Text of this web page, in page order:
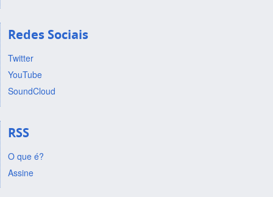
Redes Sociais
Twitter
YouTube
SoundCloud
RSS
O que é?
Assine